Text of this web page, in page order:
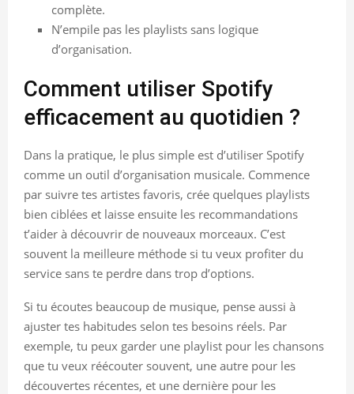
complète.
N’empile pas les playlists sans logique
d’organisation.
Comment utiliser Spotify
efficacement au quotidien ?
Dans la pratique, le plus simple est d’utiliser Spotify
comme un outil d’organisation musicale. Commence
par suivre tes artistes favoris, crée quelques playlists
bien ciblées et laisse ensuite les recommandations
t’aider à découvrir de nouveaux morceaux. C’est
souvent la meilleure méthode si tu veux profiter du
service sans te perdre dans trop d’options.
Si tu écoutes beaucoup de musique, pense aussi à
ajuster tes habitudes selon tes besoins réels. Par
exemple, tu peux garder une playlist pour les chansons
que tu veux réécouter souvent, une autre pour les
découvertes récentes, et une dernière pour les